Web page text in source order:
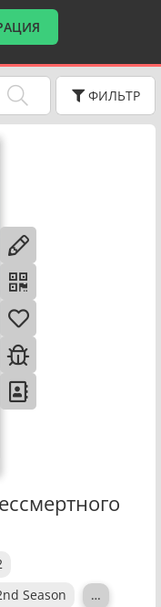
ФИЛЬТР
Season
…